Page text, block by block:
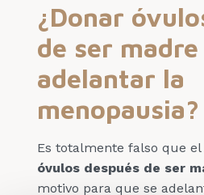
¿Donar
de ser
adelantar la
menopausia?
Es totalmente falso que el
óvulos después de ser
motivo para que se